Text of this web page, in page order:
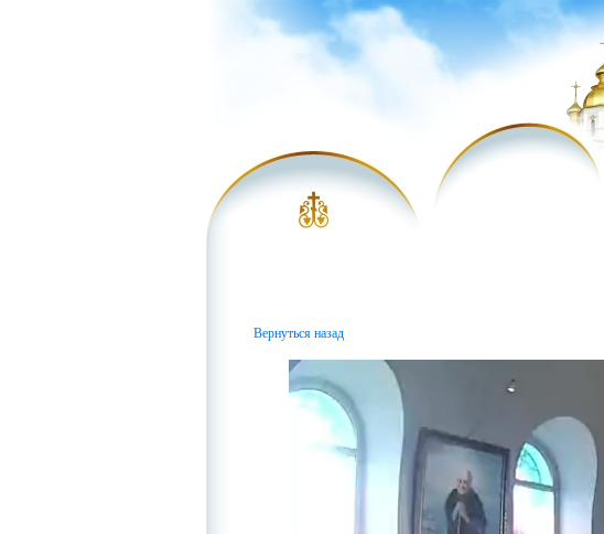
Вернуться назад